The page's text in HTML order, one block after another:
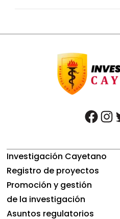
facebook instagram twitter
Investigación Cayetano
Registro de proyectos
Promoción y gestión
de la investigación
Asuntos regulatorios